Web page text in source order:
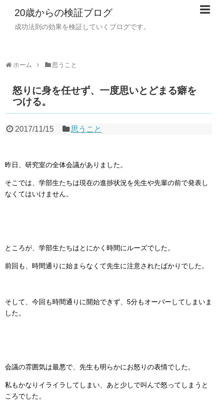
20歳からの検証ブログ
成功法則の効果を検証していくブログです。
ホーム 思うこと
怒りに身を任せず、一度思いとどまる癖を
つける。
2017/11/15 思うこと
昨日、研究室の全体会議がありました。
そこでは、学部生たちは現在の進捗状況を先生や先輩の前で発表し
なくてはいけません。
ところが、学部生たちはとにかく時間にルーズでした。
前回も、時間通りに始まらなくて先生に注意されたばかりでした。
そして、今回も時間通りに開始できず、5分もオーバーしてしまいま
した。
会議の雰囲気は最悪で、先生も明らかにお怒りの表情でした。
私もかなりイライラしてしまい、あと少しで叫んで怒ってしまうと
ころでした。